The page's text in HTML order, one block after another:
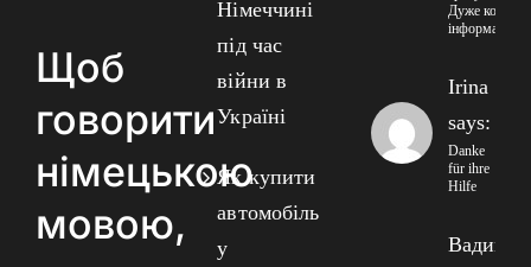
Щоб
говорити
німецькою
мовою,
Німеччині
під час
війни в
Україні
Як купити
автомобіль
у
Дуже корисна
інформація!
Irina
says:
Danke
für ihre
Hilfe
Вадим